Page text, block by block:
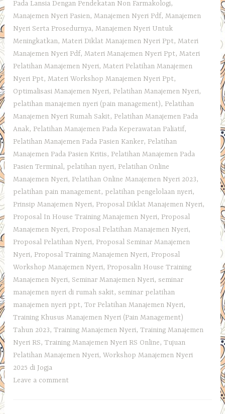
Pada Lansia Dengan Pendekatan Non Farmakologi,
Manajemen Nyeri Pasien,Manajemen Nyeri Pdf,Manajemen
Nyeri Serta Prosedurnya,Manajemen Nyeri Untuk
Meningkatkan,Materi Diklat Manajemen Nyeri Ppt,Materi
Manajemen Nyeri Pdf,Materi Manajemen Nyeri Ppt,Materi
Pelatihan Manajemen Nyeri,Materi Pelatihan Manajemen
Nyeri Ppt,Materi Workshop Manajemen Nyeri Ppt,
Optimalisasi Manajemen Nyeri, Pelatihan Manajemen Nyeri,
pelatihan manajemen nyeri (pain management), Pelatihan
Manajemen Nyeri Rumah Sakit, Pelatihan Manajemen Pada
Anak, Pelatihan Manajemen Pada Keperawatan Paliatif,
Pelatihan Manajemen Pada Pasien Kanker, Pelatihan
Manajemen Pada Pasien Kritis, Pelatihan Manajemen Pada
Pasien Terminal, pelatihan nyeri, Pelatihan Online
Manajemen Nyeri, Pelatihan Online Manajemen Nyeri 2023,
pelatihan pain management, pelatihan pengelolaan nyeri,
Prinsip Manajemen Nyeri, Proposal Diklat Manajemen Nyeri,
Proposal In House Training Manajemen Nyeri, Proposal
Manajemen Nyeri, Proposal Pelatihan Manajemen Nyeri,
Proposal Pelatihan Nyeri, Proposal Seminar Manajemen
Nyeri, Proposal Training Manajemen Nyeri, Proposal
Workshop Manajemen Nyeri, Proposalin House Training
Manajemen Nyeri, Seminar Manajemen Nyeri,seminar
manajemen nyeri di rumah sakit,seminar pelatihan
manajemen nyeri ppt,Tor Pelatihan Manajemen Nyeri,
Training Khusus Manajemen Nyeri (Pain Management)
Tahun 2023,Training Manajemen Nyeri,Training Manajemen
Nyeri RS,Training Manajemen Nyeri RS Online,Tujuan
Pelatihan Manajemen Nyeri,Workshop Manajemen Nyeri
2025 di Jogja
Leave a comment